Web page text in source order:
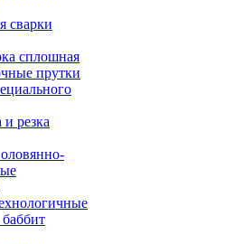
сварки
сплошная
прутки
резка